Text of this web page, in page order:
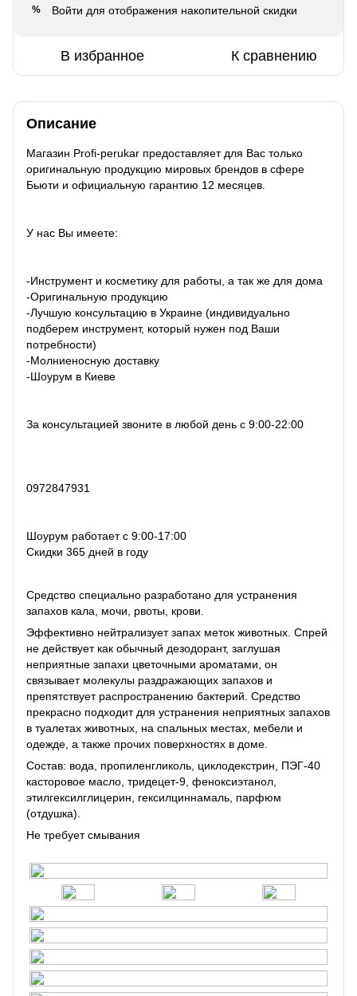
% Войти для отображения накопительной скидки
В избранное К сравнению
Описание
Магазин Profi-perukar предоставляет для Вас только
оригинальную продукцию мировых брендов в сфере
Бьюти и официальную гарантию 12 месяцев.
У нас Вы имеете:
-Инструмент и косметику для работы, а так же для дома
-Оригинальную продукцию
-Лучшую консультацию в Украине (индивидуально
подберем инструмент, который нужен под Ваши
потребности)
-Молниеносную доставку
-Шоурум в Киеве
За консультацией звоните в любой день с 9:00-22:00
0972847931
Шоурум работает с 9:00-17:00
Скидки 365 дней в году
Средство специально разработано для устранения
запахов кала, мочи, рвоты, крови.
Эффективно нейтрализует запах меток животных. Спрей
не действует как обычный дезодорант, заглушая
неприятные запахи цветочными ароматами, он
связывает молекулы раздражающих запахов и
препятствует распространению бактерий. Средство
прекрасно подходит для устранения неприятных запахов
в туалетах животных, на спальных местах, мебели и
одежде, а также прочих поверхностях в доме.
Состав: вода, пропиленгликоль, циклодекстрин, ПЭГ-40
касторовое масло, тридецет-9, феноксиэтанол,
этилгексилглицерин, гексилциннамаль, парфюм
(отдушка).
Не требует смывания